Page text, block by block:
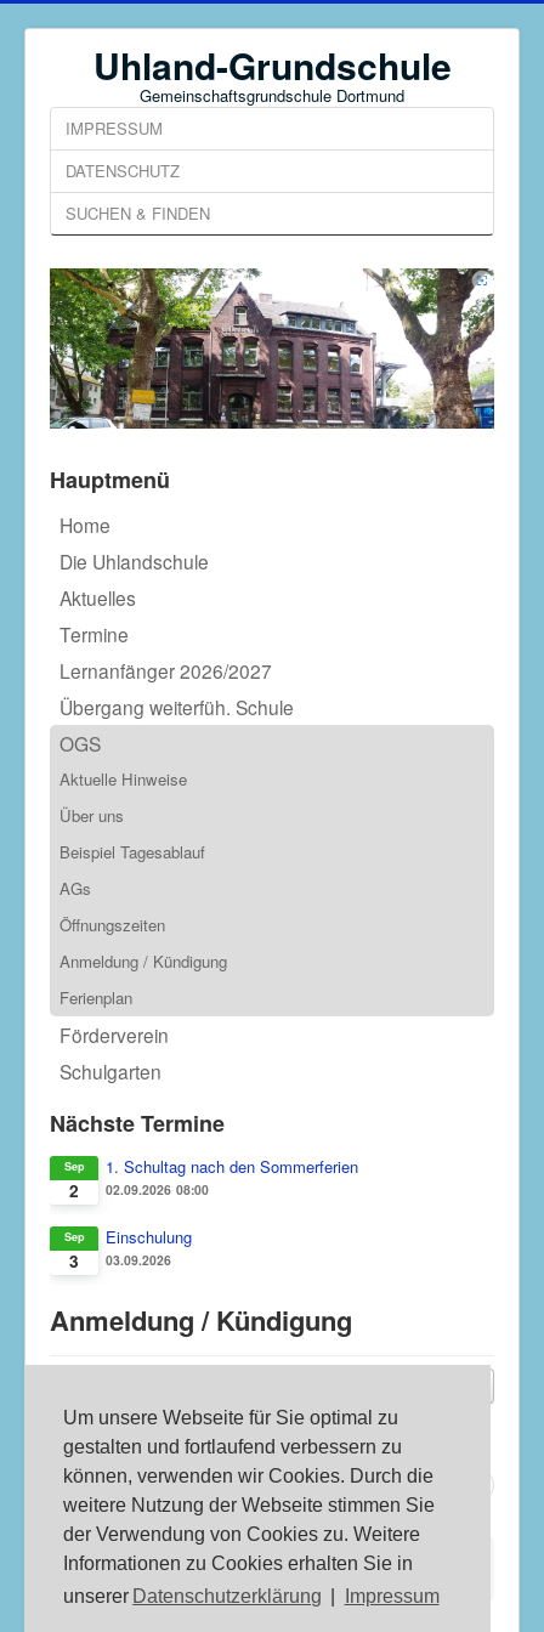
Um unsere Webseite für Sie optimal zu
gestalten und fortlaufend verbessern zu
können, verwenden wir Cookies. Durch die
weitere Nutzung der Webseite stimmen Sie
der Verwendung von Cookies zu. Weitere
Informationen zu Cookies erhalten Sie in
unserer Datenschutzerklärung Impressum
Uhland-Grundschule
Gemeinschaftsgrundschule Dortmund
IMPRESSUM
DATENSCHUTZ
SUCHEN & FINDEN
Hauptmenü
Home
Die Uhlandschule
Aktuelles
Termine
Lernanfänger 2026/2027
Übergang weiterfüh. Schule
OGS
Aktuelle Hinweise
Über uns
Beispiel Tagesablauf
AGs
Öffnungszeiten
Anmeldung / Kündigung
Ferienplan
Förderverein
Schulgarten
Nächste Termine
2
Sep 1. Schultag nach den Sommerferien
02.09.2026 08:00
3
Sep Einschulung
03.09.2026
Anmeldung / Kündigung
Kündigung
: Schriftlich zum 31. Mai
Zurück Weiter
Aktuelle Seite: Startseite
OGS